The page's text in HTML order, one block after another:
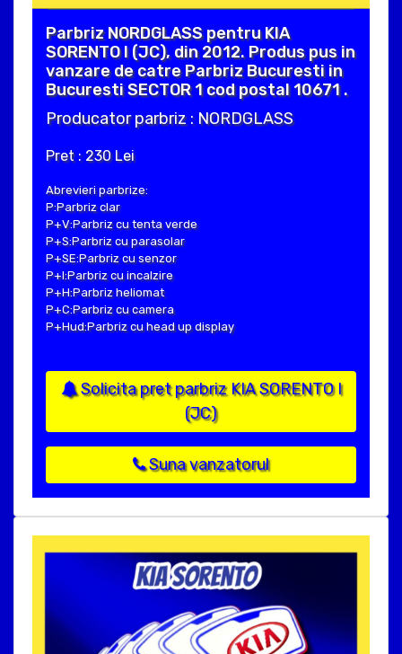
Parbriz NORDGLASS pentru KIA
SORENTO I (JC), din 2012. Produs pus in
vanzare de catre Parbriz Bucuresti in
Bucuresti SECTOR 1 cod postal 10671 .
Producator parbriz : NORDGLASS
Pret : 230 Lei
Abrevieri parbrize:
P:Parbriz clar
P+V:Parbriz cu tenta verde
P+S:Parbriz cu parasolar
P+SE:Parbriz cu senzor
P+I:Parbriz cu incalzire
P+H:Parbriz heliomat
P+C:Parbriz cu camera
P+Hud:Parbriz cu head up display
Solicita pret parbriz KIA SORENTO I
(JC)
Suna vanzatorul